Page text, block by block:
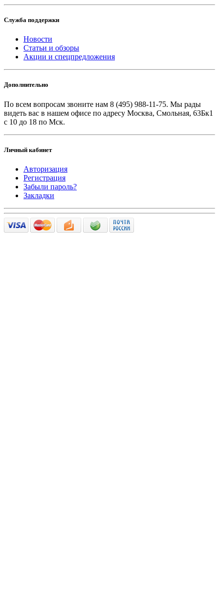
Служба поддержки
Новости
Статьи и обзоры
Акции и спецпредложения
Дополнительно
По всем вопросам звоните нам 8 (495) 988-11-75. Мы рады
видеть вас в нашем офисе по адресу Москва, Смольная, 63Бк1
с 10 до 18 по Мск.
Личный кабинет
Авторизация
Регистрация
Забыли пароль?
Закладки